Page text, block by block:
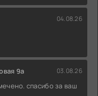
04.08.26
9а 03.08.26
спасибо за ваш